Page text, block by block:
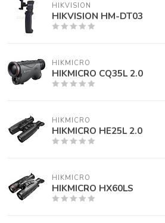
HIKVISION
HIKVISION HM-DT03
HIKMICRO
HIKMICRO CQ35L 2.0
HIKMICRO
HIKMICRO HE25L 2.0
HIKMICRO
HIKMICRO HX60LS